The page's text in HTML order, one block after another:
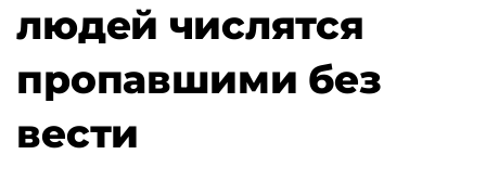
людей числятся
пропавшими без
вести